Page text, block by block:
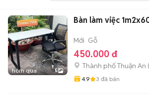
hôm qua 5
Bàn làm việc
Mới Gỗ
450.000 đ
Thành phố Thuận An
4.9 3 đã bán